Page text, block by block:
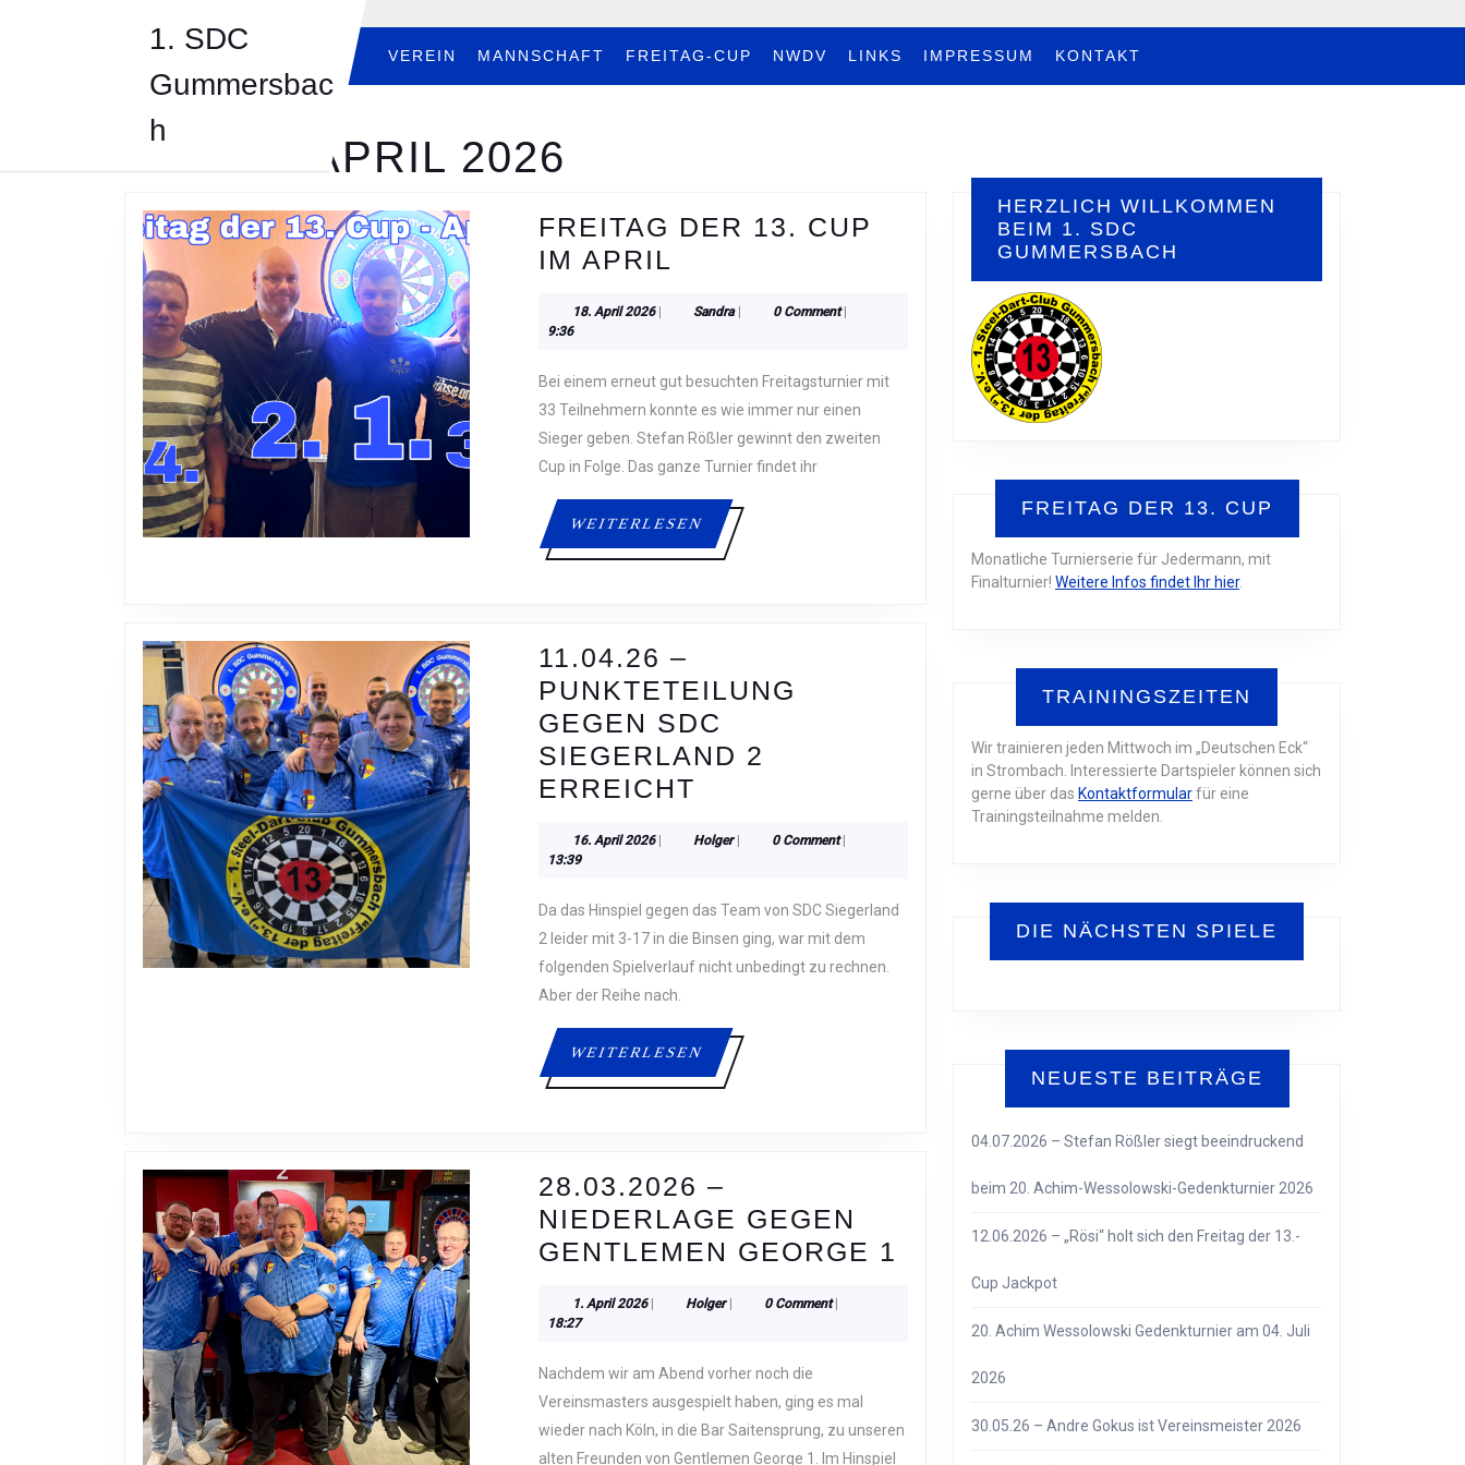
1. SDC
Gummersbac
h
VEREIN MANNSCHAFT FREITAG-CUP NWDV LINKS IMPRESSUM KONTAKT
MONAT: APRIL 2026
FREITAG DER 13. CUP
IM APRIL
13.
IM
APRIL
18. April 202618.
SandraSandra 0 Comment
9:36
Bei einem erneut gut besuchten Freitagsturnier mit
33 Teilnehmern konnte es wie immer nur einen
Sieger geben. Stefan Rößler gewinnt den zweiten
Cup in Folge. Das ganze Turnier findet ihr
WEITERLESENWEITERLESEN
11.04.26 –
PUNKTETEILUNG
GEGEN SDC
SIEGERLAND 2
ERREICHT
PUNKTETEILUNG
SDC
SIEGERLAND
16. April 202616.
HolgerHolger 0 Comment
13:39
Da das Hinspiel gegen das Team von SDC Siegerland
2 leider mit 3-17 in die Binsen ging, war mit dem
folgenden Spielverlauf nicht unbedingt zu rechnen.
Aber der Reihe nach.
WEITERLESENWEITERLESEN
28.03.2026 –
NIEDERLAGE GEGEN
GENTLEMEN GEORGE 1 28.03.2026
GENTLEMEN
GEORGE
1. April 20261.
HolgerHolger 0 Comment
18:27
Nachdem wir am Abend vorher noch die
Vereinsmasters ausgespielt haben, ging es mal
wieder nach Köln, in die Bar Saitensprung, zu unseren
alten Freunden von Gentlemen George 1. Im Hinspiel
HERZLICH WILLKOMMEN
BEIM 1. SDC
GUMMERSBACH
FREITAG DER 13. CUP
Monatliche Turnierserie für Jedermann, mit
Finalturnier! Weitere Infos findet Ihr hier.
TRAININGSZEITEN
Wir trainieren jeden Mittwoch im „Deutschen Eck“
in Strombach. Interessierte Dartspieler können sich
gerne über das Kontaktformularfür eine
Trainingsteilnahme melden.
DIE NÄCHSTEN SPIELE
NEUESTE BEITRÄGE
04.07.2026 – Stefan Rößler siegt beeindruckend
beim 20. Achim-Wessolowski-Gedenkturnier 2026
12.06.2026 – „Rösi“ holt sich den Freitag der 13.-
Cup Jackpot
20. Achim Wessolowski Gedenkturnier am 04. Juli
2026
30.05.26 – Andre Gokus ist Vereinsmeister 2026